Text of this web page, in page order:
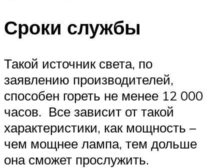
Сроки службы
Такой источник света, по
заявлению производителей,
способен гореть не менее 12 000
часов. Все зависит от такой
характеристики, как мощность –
чем мощнее лампа, тем дольше
она сможет прослужить.